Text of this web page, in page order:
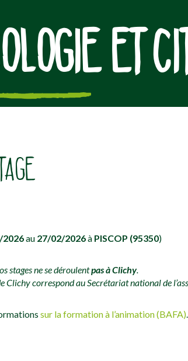
ET
2026au 27/02/2026à PISCOP (95350)
stages ne se déroulentpas à Clichy.
Clichy correspond au Secrétariat national de
sur la formation à l’animation (BAFA).